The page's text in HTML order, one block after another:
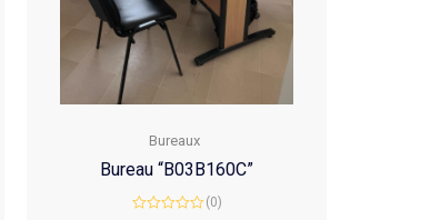
Bureaux
Bureau “B03B160C”
(0)